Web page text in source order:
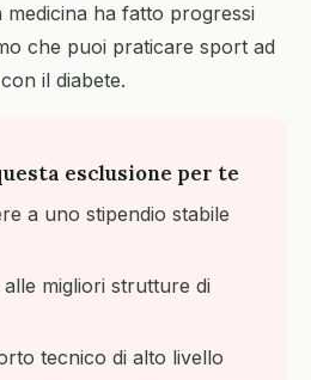
ha fatto progressi
che puoi praticare sport ad
il diabete.
esclusione per te
a uno stipendio stabile
migliori strutture di
tecnico di alto livello